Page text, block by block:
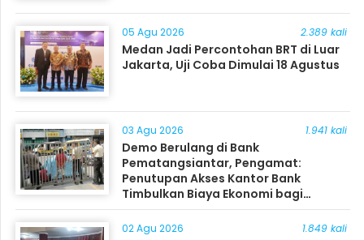
05 Agu 2026 2.389 kali
Medan Jadi Percontohan BRT di Luar
Jakarta, Uji Coba Dimulai 18 Agustus
03 Agu 2026 1.941 kali
Demo Berulang di Bank
Pematangsiantar, Pengamat:
Penutupan Akses Kantor Bank
Timbulkan Biaya Ekonomi bagi
Masyarakat
02 Agu 2026 1.849 kali